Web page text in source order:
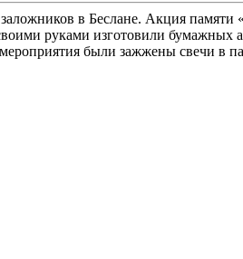
в Беслане. Акция
руками изготовили
были зажжены свечи в